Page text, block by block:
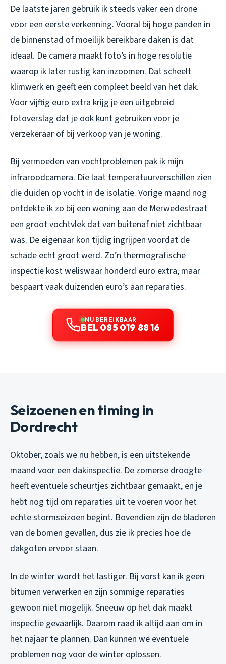
De laatste jaren gebruik ik steeds vaker een drone
voor een eerste verkenning. Vooral bij hoge panden in
de binnenstad of moeilijk bereikbare daken is dat
ideaal. De camera maakt foto’s in hoge resolutie
waarop ik later rustig kan inzoomen. Dat scheelt
klimwerk en geeft een compleet beeld van het dak.
Voor vijftig euro extra krijg je een uitgebreid
fotoverslag dat je ook kunt gebruiken voor je
verzekeraar of bij verkoop van je woning.
Bij vermoeden van vochtproblemen pak ik mijn
infraroodcamera. Die laat temperatuurverschillen zien
die duiden op vocht in de isolatie. Vorige maand nog
ontdekte ik zo bij een woning aan de Merwedestraat
een groot vochtvlek dat van buitenaf niet zichtbaar
was. De eigenaar kon tijdig ingrijpen voordat de
schade echt groot werd. Zo’n thermografische
inspectie kost weliswaar honderd euro extra, maar
bespaart vaak duizenden euro’s aan reparaties.
NU BEREIKBAAR
BEL 085 019 88 16
Seizoenen en timing in
Dordrecht
Oktober, zoals we nu hebben, is een uitstekende
maand voor een dakinspectie. De zomerse droogte
heeft eventuele scheurtjes zichtbaar gemaakt, en je
hebt nog tijd om reparaties uit te voeren voor het
echte stormseizoen begint. Bovendien zijn de bladeren
van de bomen gevallen, dus zie ik precies hoe de
dakgoten ervoor staan.
In de winter wordt het lastiger. Bij vorst kan ik geen
bitumen verwerken en zijn sommige reparaties
gewoon niet mogelijk. Sneeuw op het dak maakt
inspectie gevaarlijk. Daarom raad ik altijd aan om in
het najaar te plannen. Dan kunnen we eventuele
problemen nog voor de winter oplossen.